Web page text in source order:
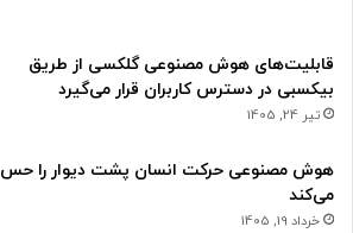
قابلیت‌های هوش مصنوعی گلکسی از طریق
بیکسبی در دسترس کاربران قرار می‌گیرد
تیر 24, 1405
هوش مصنوعی حرکت انسان پشت دیوار را حس
می‌کند
خرداد 19, 1405